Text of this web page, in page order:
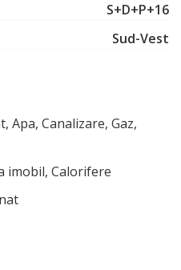
S+D+P+16
Sud-Vest
Apa, Canalizare, Gaz,
imobil, Calorifere